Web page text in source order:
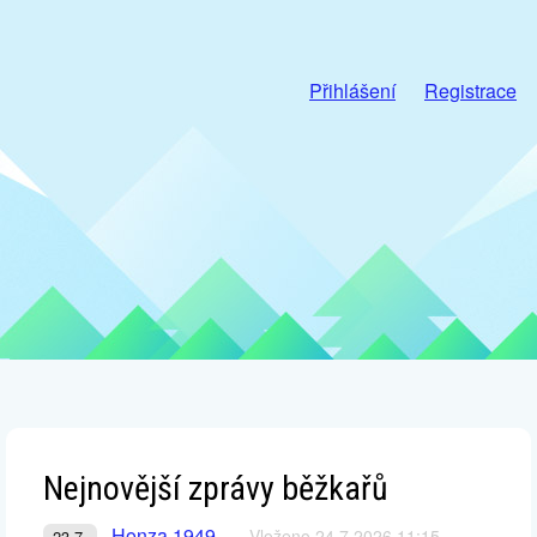
Přihlášení Registrace
Nejnovější zprávy běžkařů